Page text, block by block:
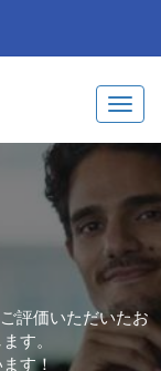
評価いただいたお
す。
す！